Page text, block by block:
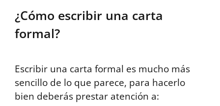
¿Cómo escribir una carta
formal?
Escribir una carta formal es mucho más
sencillo de lo que parece, para hacerlo
bien deberás prestar atención a: